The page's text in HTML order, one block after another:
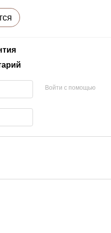
Войти с помощью